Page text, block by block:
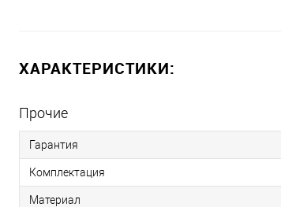
ХАРАКТЕРИСТИКИ:
Прочие
Гарантия
Комплектация
Материал